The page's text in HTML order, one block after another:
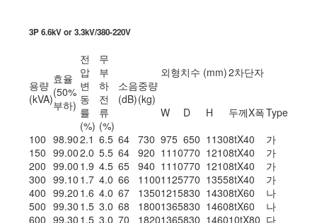
3P 6.6kV or 3.3kV/380-220V
용량
(kVA)
효율
(50%
부하)
전
압
변
동
률
(%)
무
부
하
전
류
(%)
소음
(dB)
중량
(kg)
외형치수 (mm)2차단자
W D H 두께X폭Type
100 98.902.1 6.5 64 730 975 650 11308tX40
가
150 99.002.0 5.5 64 920 1110770 12108tX40
가
200 99.00 1.9 4.5 65 940 1110770 12108tX40
가
300 99.10 1.7 4.0 66 11001125770 13558tX40
가
400 99.20 1.6 4.0 67 13501215830 14308tX60
나
500 99.30 1.5 3.0 68 18001365830 14608tX60
나
600 99.30 1.5 3.0 70 18201365830 146010tX80 다